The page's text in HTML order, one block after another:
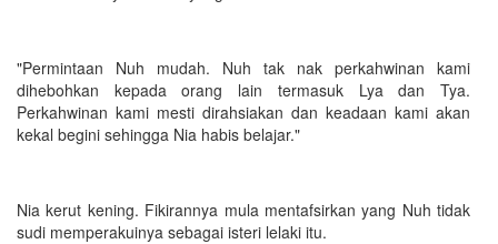
"Permintaan Nuh mudah. Nuh tak nak perkahwinan kami
dihebohkan kepada orang lain termasuk Lya dan Tya.
Perkahwinan kami mesti dirahsiakan dan keadaan kami akan
kekal begini sehingga Nia habis belajar."
Nia kerut kening. Fikirannya mula mentafsirkan yang Nuh tidak
sudi memperakuinya sebagai isteri lelaki itu.